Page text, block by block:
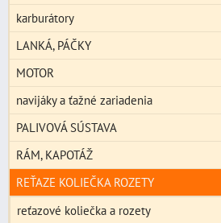
karburátory
LANKÁ, PÁČKY
MOTOR
navijáky a ťažné zariadenia
PALIVOVÁ SÚSTAVA
RÁM, KAPOTÁŽ
REŤAZE KOLIEČKA ROZETY
reťazové koliečka a rozety